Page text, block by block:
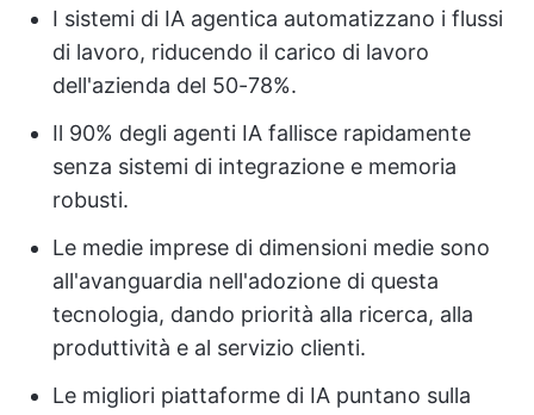
I sistemi di IA agentica automatizzano i flussi
di lavoro, riducendo il carico di lavoro
dell'azienda del 50-78%.
Il 90% degli agenti IA fallisce rapidamente
senza sistemi di integrazione e memoria
robusti.
Le medie imprese di dimensioni medie sono
all'avanguardia nell'adozione di questa
tecnologia, dando priorità alla ricerca, alla
produttività e al servizio clienti.
Le migliori piattaforme di IA puntano sulla